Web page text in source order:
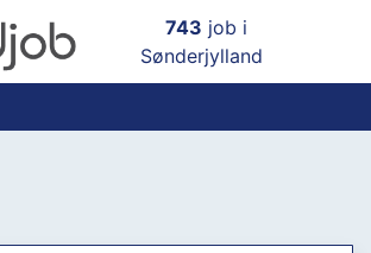
743 job i
Sønderjylland